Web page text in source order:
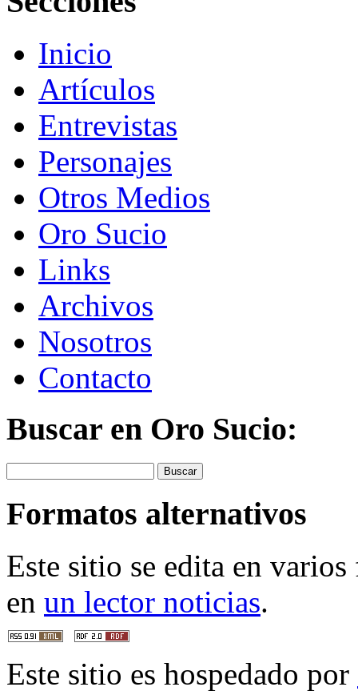
Inicio
Artículos
Entrevistas
Personajes
Otros Medios
Oro Sucio
Links
Archivos
Nosotros
Contacto
Buscar en Oro Sucio:
Buscar
Formatos alternativos
Este sitio se edita en
en un lector noticias.
Este sitio es hospedado por